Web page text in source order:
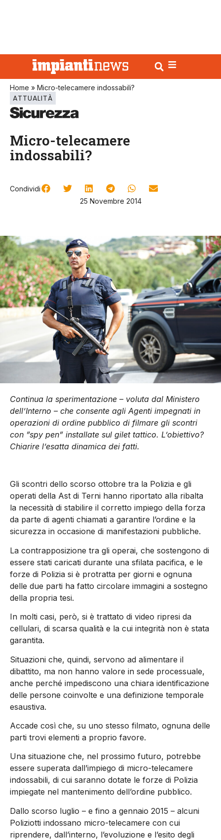
Home » Micro-telecamere indossabili?
ATTUALITÀ
Micro-telecamere
indossabili?
Condividi
25 Novembre 2014
Continua la sperimentazione – voluta dal Ministero
dell’Interno – che consente agli Agenti impegnati in
operazioni di ordine pubblico di filmare gli scontri
con ”spy pen” installate sul gilet tattico. L’obiettivo?
Chiarire l’esatta dinamica dei fatti.
Gli scontri dello scorso ottobre tra la Polizia e gli
operati della Ast di Terni hanno riportato alla ribalta
la necessità di stabilire il corretto impiego della forza
da parte di agenti chiamati a garantire l’ordine e la
sicurezza in occasione di manifestazioni pubbliche.
La contrapposizione tra gli operai, che sostengono di
essere stati caricati durante una sfilata pacifica, e le
forze di Polizia si è protratta per giorni e ognuna
delle due parti ha fatto circolare immagini a sostegno
della propria tesi.
In molti casi, però, si è trattato di video ripresi da
cellulari, di scarsa qualità e la cui integrità non è stata
garantita.
Situazioni che, quindi, servono ad alimentare il
dibattito, ma non hanno valore in sede processuale,
anche perché impediscono una chiara identificazione
delle persone coinvolte e una definizione temporale
esaustiva.
Accade così che, su uno stesso filmato, ognuna delle
parti trovi elementi a proprio favore.
Una situazione che, nel prossimo futuro, potrebbe
essere superata dall’impiego di micro-telecamere
indossabili, di cui saranno dotate le forze di Polizia
impiegate nel mantenimento dell’ordine pubblico.
Dallo scorso luglio – e fino a gennaio 2015 – alcuni
Poliziotti indossano micro-telecamere con cui
riprendere, dall’interno, l’evoluzione e l’esito degli